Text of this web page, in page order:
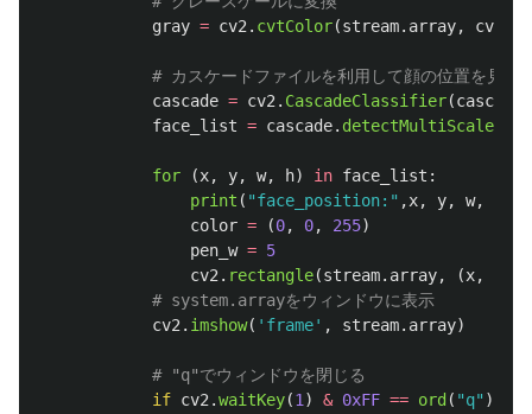
gray = cv2 . cvtColor(stream. array, cv2
cascade = cv2 . CascadeClassifier(
face_list = cascade. detectMultiScale
for (x, y, w, h) in face_list :
print ( "face_position: " ,x, y, w,
color = (0, 0, 255)
pen_w = 5
cv2 . rectangle(stream. array, (x,
cv2 . imshow( ' frame' , stream. array)
if cv2 .waitKey(1 ) & 0xFF == ord ( "q" ):